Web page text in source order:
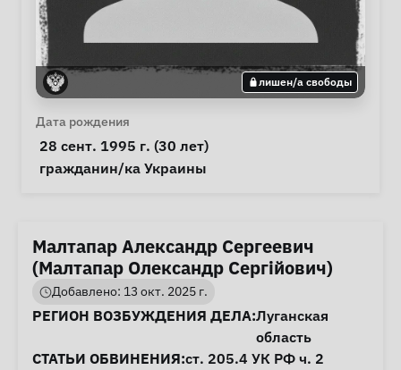
лишен/а свободы
Личная информация
Дата рождения
28 сент. 1995 г. (30 лет)
Особые обстоятельства
гражданин/ка Украины
Малтапар Александр Сергеевич
(Малтапар Олександр Сергійович)
Добавлено: 13 окт. 2025 г.
Информация о деле
РЕГИОН ВОЗБУЖДЕНИЯ ДЕЛА:Луганская
область
СТАТЬИ ОБВИНЕНИЯ:ст. 205.4 УК РФ ч. 2